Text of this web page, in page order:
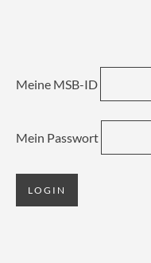
Meine MSB-ID
Mein Passwort